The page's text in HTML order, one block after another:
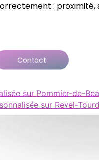
: proximité,
Contact
sur Pommier-de-
sur Revel-